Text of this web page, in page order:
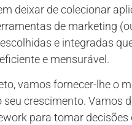
deixar de colecionar
de marketing
e integradas
e mensurável.
vamos fornecer-lhe o
seu crescimento. Vamos
para tomar